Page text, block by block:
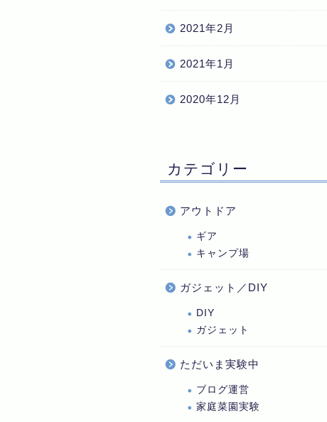
2021年2月
2021年1月
2020年12月
カテゴリー
アウトドア
ギア
キャンプ場
ガジェット／DIY
DIY
ガジェット
ただいま実験中
ブログ運営
家庭菜園実験